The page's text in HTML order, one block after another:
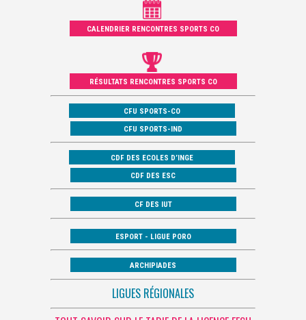
CALENDRIER RENCONTRES SPORTS CO
RÉSULTATS RENCONTRES SPORTS CO
CFU SPORTS-CO
CFU SPORTS-IND
CDF DES ECOLES D’INGE
CDF DES ESC
CF DES IUT
ESPORT - LIGUE PORO
ARCHIPIADES
LIGUES RÉGIONALES